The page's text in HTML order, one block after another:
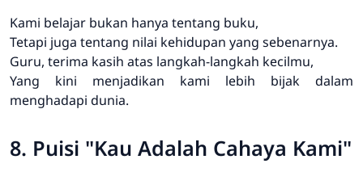
Kami belajar bukan hanya tentang buku,
Tetapi juga tentang nilai kehidupan yang sebenarnya.
Guru, terima kasih atas langkah-langkah kecilmu,
Yang kini menjadikan kami lebih bijak dalam
menghadapi dunia.
8. Puisi "Kau Adalah Cahaya Kami"